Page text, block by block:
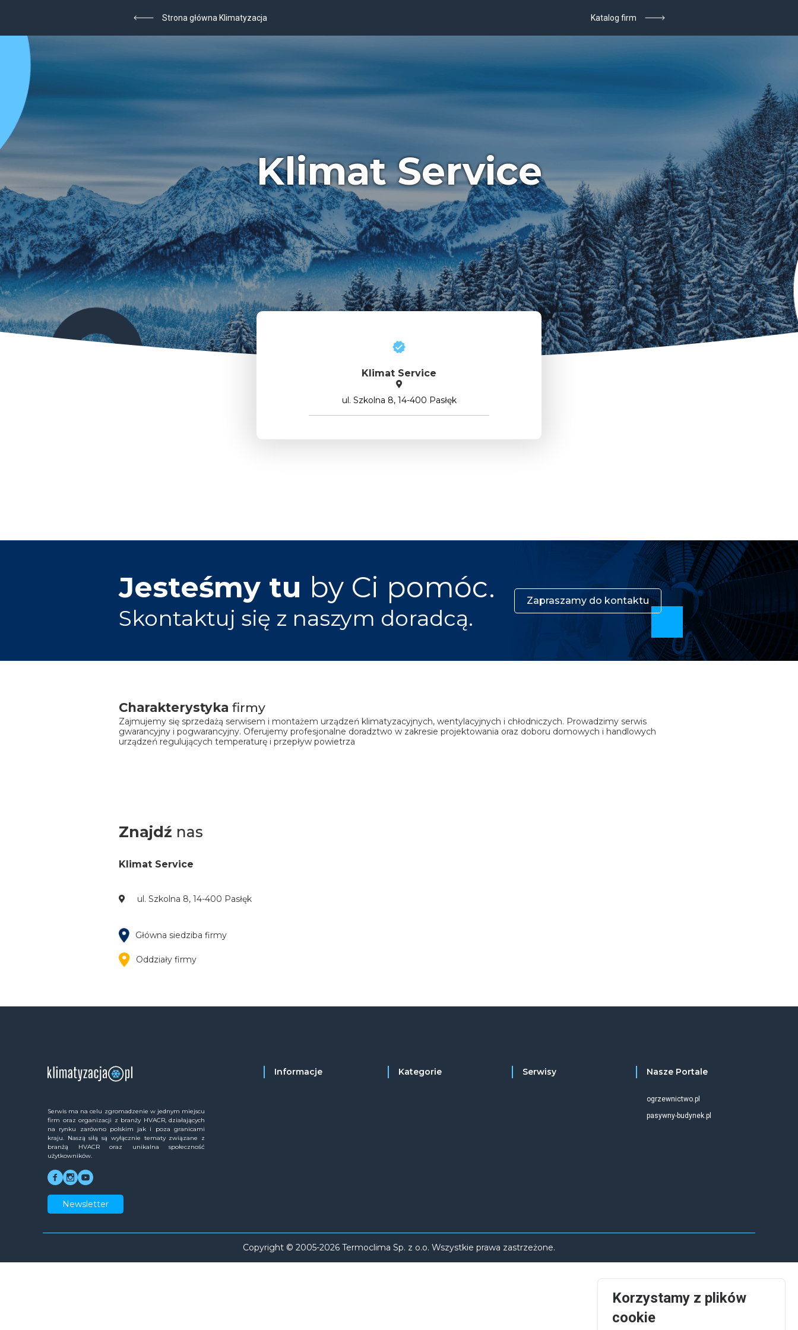
Strona główna Klimatyzacja Katalog firm
Klimat Service
Klimat Service
ul. Szkolna 8, 14-400 Pasłęk
Jesteśmy tu by Ci pomóc.
Skontaktuj się z naszym doradcą.
Zapraszamy do kontaktu
Charakterystyka firmy
Zajmujemy się sprzedażą serwisem i montażem urządzeń klimatyzacyjnych, wentylacyjnych i chłodniczych. Prowadzimy serwis
gwarancyjny i pogwarancyjny. Oferujemy profesjonalne doradztwo w zakresie projektowania oraz doboru domowych i handlowych
urządzeń regulujących temperaturę i przepływ powietrza
Znajdź nas
Klimat Service
ul. Szkolna 8, 14-400 Pasłęk
Główna siedziba firmy
Oddziały firmy
Serwis ma na celu zgromadzenie w jednym miejscu
firm oraz organizacji z branży HVACR, działających
na rynku zarówno polskim jak i poza granicami
kraju. Naszą siłą są wyłącznie tematy związane z
branżą HVACR oraz unikalna społeczność
użytkowników.
Newsletter
Informacje Kategorie Serwisy Nasze Portale
ogrzewnictwo.pl
pasywny-budynek.pl
Copyright © 2005-2026 Termoclima Sp. z o.o. Wszystkie prawa zastrzeżone.
Korzystamy z plików
cookie